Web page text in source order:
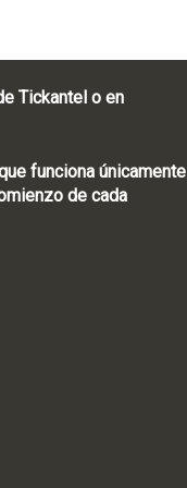
Tickantel o en
funciona únicamente
de cada
8565
11100